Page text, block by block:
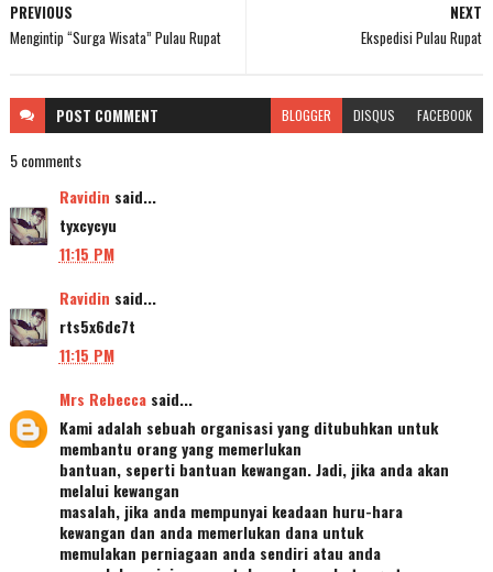
NEXT
Ekspedisi Pulau Rupat
PREVIOUS
Mengintip “Surga Wisata” Pulau Rupat
POST COMMENT BLOGGER DISQUS FACEBOOK
5 comments
Ravidin said...
tyxcycyu
11:15 PM
Ravidin said...
rts5x6dc7t
11:15 PM
Mrs Rebeccasaid...
Kami adalah sebuah organisasi yang ditubuhkan untuk
membantu orang yang memerlukan
bantuan, seperti bantuan kewangan. Jadi, jika anda akan
melalui kewangan
masalah, jika anda mempunyai keadaan huru-hara
kewangan dan anda memerlukan dana untuk
memulakan perniagaan anda sendiri atau anda